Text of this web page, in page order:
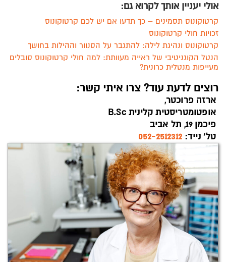
אולי יעניין אותך לקרוא גם:
קרטוקונוס תסמינים – כך תדעו אם יש לכם קרטוקונוס
זכויות חולי קרטוקונוס
קרטוקונוס ונהיגת לילה: להתגבר על הסנוור וההילות בחושך
הנטל הקוגניטיבי של ראייה מעוותת: למה חולי קרטוקונוס סובלים
מעייפות מנטלית כרונית?
רוצים לדעת עוד? צרו איתי קשר:
ארזה פרוכטר,
אופטומטריסטית קלינית B.Sc
פיכמן 19, תל אביב
טל’ נייד: 052-2512312